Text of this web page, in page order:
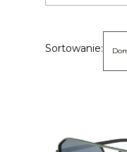
Lista
Sortowanie: